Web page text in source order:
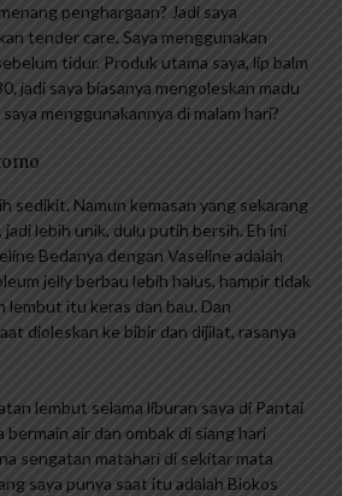
penghargaan? Jadi saya
tender care. Saya menggunakan
tidur. Produk utama saya, lip balm
jadi saya biasanya mengoleskan madu
menggunakannya di malam hari?
sedikit. Namun kemasan yang sekarang
jadi lebih unik, dulu putih bersih. Eh ini
Bedanya dengan Vaseline adalah
jelly berbau lebih halus, hampir tidak
lembut itu keras dan bau. Dan
dioleskan ke bibir dan dijilat, rasanya
lembut selama liburan saya di Pantai
bermain air dan ombak di siang hari
sengatan matahari di sekitar mata
saya punya saat itu adalah Biokos